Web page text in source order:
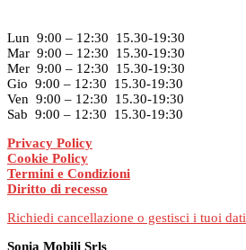
Lun 9:00 – 12:30 15.30-19:30
Mar 9:00 – 12:30 15.30-19:30
Mer 9:00 – 12:30 15.30-19:30
Gio 9:00 – 12:30 15.30-19:30
Ven 9:00 – 12:30 15.30-19:30
Sab 9:00 – 12:30 15.30-19:30
Privacy Policy
Cookie Policy
Termini e Condizioni
Diritto di recesso
Richiedi cancellazione o gestisci i tuoi dati
Sonia Mobili Srls